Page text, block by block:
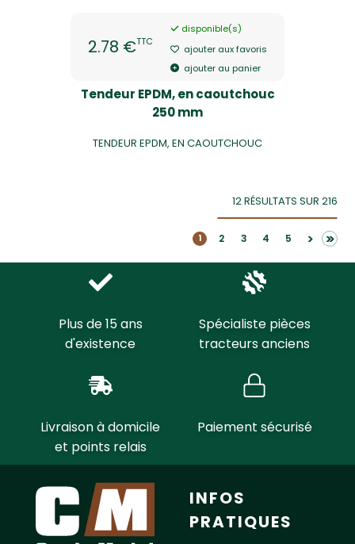
2.78 €TTC
disponible(s)
ajouter aux favoris
ajouter au panier
Tendeur EPDM, en caoutchouc
250 mm
TENDEUR EPDM, EN CAOUTCHOUC
12 RÉSULTATS SUR 216
1 2 3 4 5 > >>
Plus de 15 ans
d'existence
Spécialiste pièces
tracteurs anciens
Livraison à domicile
et points relais
Paiement sécurisé
INFOS
PRATIQUES